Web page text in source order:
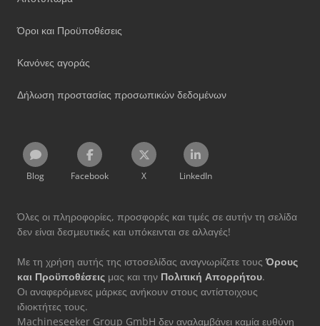
Όροι και Προϋποθέσεις
Κανόνες αγοράς
Δήλωση προστασίας προσωπικών δεδομένων
Blog Facebook X LinkedIn
Όλες οι πληροφορίες, προσφορές και τιμές σε αυτήν τη σελίδα
δεν είναι δεσμευτικές και υπόκεινται σε αλλαγές!
Με τη χρήση αυτής της ιστοσελίδας αναγνωρίζετε τους Όρους
και Προϋποθέσεις μας και την Πολιτική Απορρήτου.
Οι αναφερόμενες μάρκες ανήκουν στους αντίστοιχους
ιδιοκτήτες τους.
Machineseeker Group GmbH δεν αναλαμβάνει καμία ευθύνη